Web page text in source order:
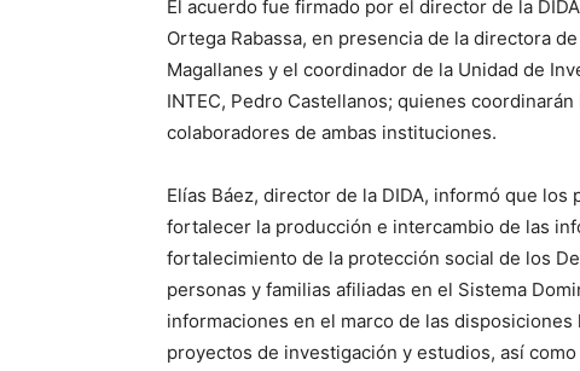
El acuerdo fue firmado por el director de la
Ortega Rabassa, en presencia de la directora
Magallanes y el coordinador de la Unidad de
INTEC, Pedro Castellanos; quienes
colaboradores de ambas instituciones.
Elías Báez, director de la DIDA, informó que
fortalecer la producción e intercambio de las
fortalecimiento de la protección social de los
personas y familias afiliadas en el Sistema
informaciones en el marco de las
proyectos de investigación y estudios, así